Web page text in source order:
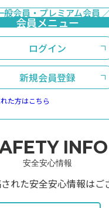
ログイン
新規会員登録
た方はこちら
INFO
安全安心情報
れた安全安心情報はご